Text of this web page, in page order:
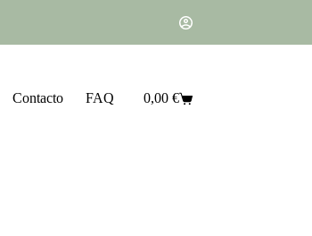
Contacto FAQ 0,00 €